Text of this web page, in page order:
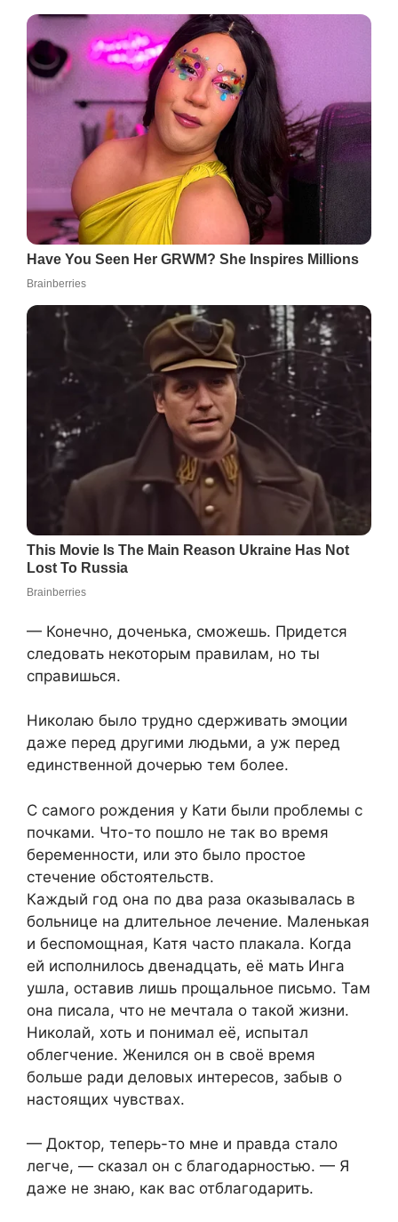
— Конечно, доченька, сможешь. Придется
следовать некоторым правилам, но ты
справишься.
Николаю было трудно сдерживать эмоции
даже перед другими людьми, а уж перед
единственной дочерью тем более.
С самого рождения у Кати были проблемы с
почками. Что-то пошло не так во время
беременности, или это было простое
стечение обстоятельств.
Каждый год она по два раза оказывалась в
больнице на длительное лечение. Маленькая
и беспомощная, Катя часто плакала. Когда
ей исполнилось двенадцать, её мать Инга
ушла, оставив лишь прощальное письмо. Там
она писала, что не мечтала о такой жизни.
Николай, хоть и понимал её, испытал
облегчение. Женился он в своё время
больше ради деловых интересов, забыв о
настоящих чувствах.
— Доктор, теперь-то мне и правда стало
легче, — сказал он с благодарностью. — Я
даже не знаю, как вас отблагодарить.